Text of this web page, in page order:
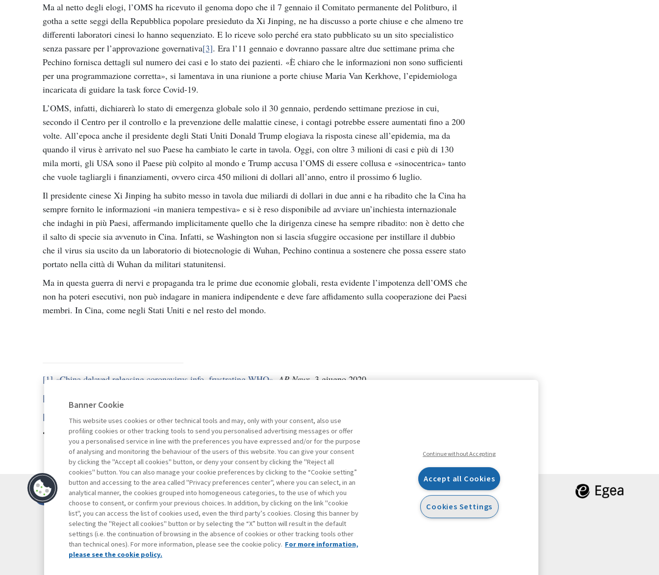
Ma al netto degli elogi, l’OMS ha ricevuto il genoma dopo che il 7 gennaio il Comitato permanente del Politburo, il
gotha a sette seggi della Repubblica popolare presieduto da Xi Jinping, ne ha discusso a porte chiuse e che almeno tre
differenti laboratori cinesi lo hanno sequenziato. E lo riceve solo perché era stato pubblicato su un sito specialistico
senza passare per l’approvazione governativa[3]. Era l’11 gennaio e dovranno passare altre due settimane prima che
Pechino fornisca dettagli sul numero dei casi e lo stato dei pazienti. «È chiaro che le informazioni non sono sufficienti
per una programmazione corretta», si lamentava in una riunione a porte chiuse Maria Van Kerkhove, l’epidemiologa
incaricata di guidare la task force Covid-19.
L’OMS, infatti, dichiarerà lo stato di emergenza globale solo il 30 gennaio, perdendo settimane preziose in cui,
secondo il Centro per il controllo e la prevenzione delle malattie cinese, i contagi potrebbe essere aumentati fino a 200
volte. All’epoca anche il presidente degli Stati Uniti Donald Trump elogiava la risposta cinese all’epidemia, ma da
quando il virus è arrivato nel suo Paese ha cambiato le carte in tavola. Oggi, con oltre 3 milioni di casi e più di 130
mila morti, gli USA sono il Paese più colpito al mondo e Trump accusa l’OMS di essere collusa e «sinocentrica» tanto
che vuole tagliargli i finanziamenti, ovvero circa 450 milioni di dollari all’anno, entro il prossimo 6 luglio.
Il presidente cinese Xi Jinping ha subito messo in tavola due miliardi di dollari in due anni e ha ribadito che la Cina ha
sempre fornito le informazioni «in maniera tempestiva» e si è reso disponibile ad avviare un’inchiesta internazionale
che indaghi in più Paesi, affermando implicitamente quello che la dirigenza cinese ha sempre ribadito: non è detto che
il salto di specie sia avvenuto in Cina. Infatti, se Washington non si lascia sfuggire occasione per instillare il dubbio
che il virus sia uscito da un laboratorio di biotecnologie di Wuhan, Pechino continua a sostenere che possa essere stato
portato nella città di Wuhan da militari statunitensi.
Ma in questa guerra di nervi e propaganda tra le prime due economie globali, resta evidente l’impotenza dell’OMS che
non ha poteri esecutivi, non può indagare in maniera indipendente e deve fare affidamento sulla cooperazione dei Paesi
membri. In Cina, come negli Stati Uniti e nel resto del mondo.
[1] «China delayed releasing coronavirus info, frustrating WHO»,AP News, 3 giugno 2020.
[2]
[3]
«Novel 2019 coronavirus genome» virological.org , 11 gennaio.
Vai all'archivio
Contatti
Abbonamenti
Archivio rubriche
Privacy
Cookie policy
Whistleblowing
FacebookTwitterLinkedin
Banner Cookie
This website uses cookies or other technical tools and may, only with your consent, also use
profiling cookies or other tracking tools to send you personalised advertising messages or offer
you a personalised service in line with the preferences you have expressed and/or for the purpose
of analysing and monitoring the behaviour of the users of this website. You can give your consent
by clicking the "Accept all cookies" button, or deny your consent by clicking the "Reject all
cookies" button. You can also manage your cookie preferences by clicking to the “Cookie setting”
button and accessing to the area called "Privacy preferences center", where you can select, in an
analytical manner, the cookies grouped into homogeneous categories, to the use of which you
choose to consent, or confirm your previous choices. In addition, by clicking on the link "cookie
list", you can access the list of cookies used, even the third party’s cookies. Closing this banner by
selecting the "Reject all cookies" button or by selecting the “X” button will result in the default
settings (i.e. the continuation of browsing in the absence of cookies or other tracking tools other
than technical ones). For more information, please see the cookie policy. For more information,
please see the cookie policy.
Continue without Accepting
Accept all Cookies
Cookies Settings